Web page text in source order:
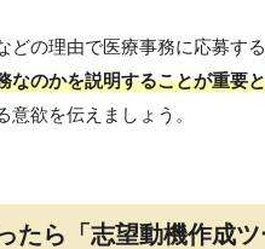
どの理由で医療事務に応募す
なのかを説明することが重要
欲を伝えましょう。
たら「志望動機作成